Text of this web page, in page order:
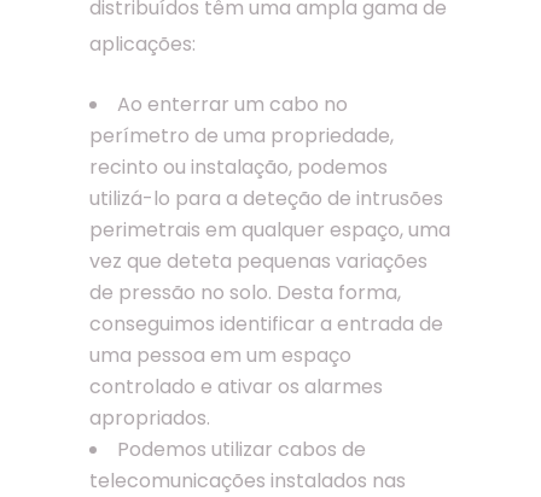
distribuídos têm uma ampla gama de
aplicações:
Ao enterrar um cabo no
perímetro de uma propriedade,
recinto ou instalação, podemos
utilizá-lo para a deteção de intrusões
perimetrais em qualquer espaço, uma
vez que deteta pequenas variações
de pressão no solo. Desta forma,
conseguimos identificar a entrada de
uma pessoa em um espaço
controlado e ativar os alarmes
apropriados.
Podemos utilizar cabos de
telecomunicações instalados nas